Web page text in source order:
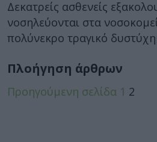
Δεκατρείς ασθενείς
νοσηλεύονται στα
πολύνεκρο τραγικό
Πλοήγηση άρθρων
Προηγούμενη σελίδα 1 2